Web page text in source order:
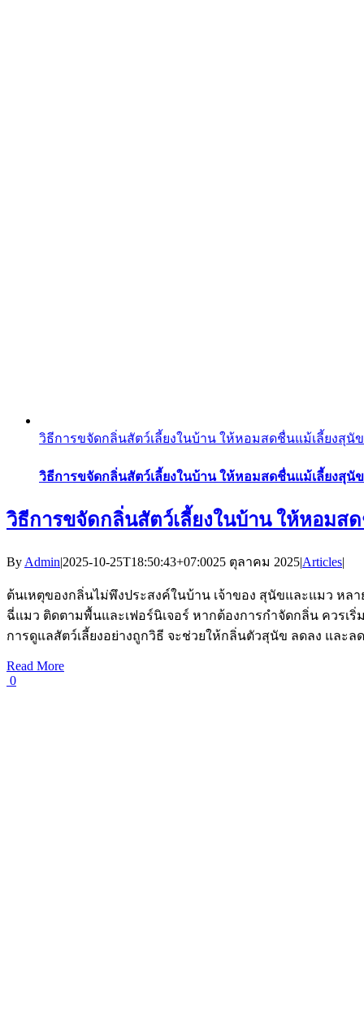
วิธีการขจัดกลิ่นสัตว์เลี้ยงในบ้าน ให้หอมสดชื่นแม้เลี้ยงสุนั
วิธีการขจัดกลิ่นสัตว์เลี้ยงในบ้าน ให้หอมสดชื่นแม้เลี้ยงสุนั
วิธีการขจัดกลิ่นสัตว์เลี้ยงในบ้าน ให้หอมส
By Admin|2025-10-25T18:50:43+07:0025 ตุลาคม 2025|Articles|
ต้นเหตุของกลิ่นไม่พึงประสงค์ในบ้าน เจ้าของ สุนัขและแมว ห
ฉี่แมว ติดตามพื้นและเฟอร์นิเจอร์ หากต้องการกำจัดกลิ่น ควรเ
การดูแลสัตว์เลี้ยงอย่างถูกวิธี จะช่วยให้กลิ่นตัวสุนัข ลดลง และลด
Read More
0